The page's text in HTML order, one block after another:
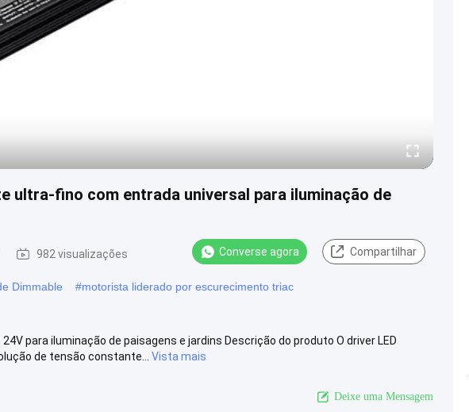
ultra-fino com entrada universal para iluminação de
982 visualizações Converse agora Compartilhar
Dimmable #motorista liderado por escurecimento triac
para iluminação de paisagens e jardins Descrição do produto O driver LED
de tensão constante...
Vista mais
Deixe uma Mensagem